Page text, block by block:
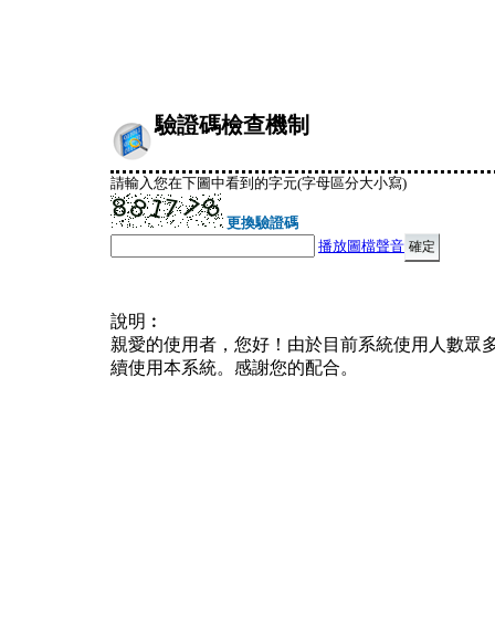
驗證碼檢查機制
請輸入您在下圖中看到的字元(字母區分大小寫)
更換驗證碼
播放圖檔聲音
說明︰
親愛的使用者，您好！由於目前系統使用人數眾
續使用本系統。感謝您的配合。